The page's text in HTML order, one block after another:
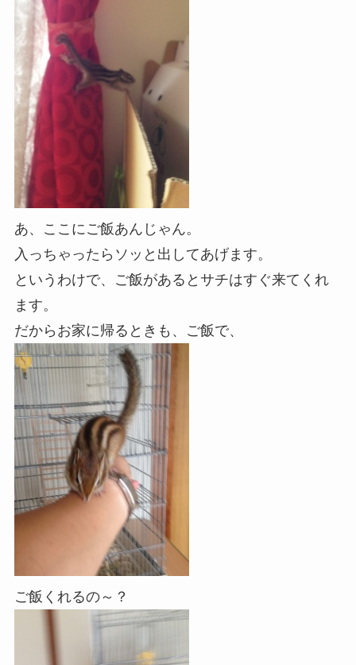
あ、ここにご飯あんじゃん。
入っちゃったらソッと出してあげます。
というわけで、ご飯があるとサチはすぐ来てくれ
ます。
だからお家に帰るときも、ご飯で、
ご飯くれるの～？